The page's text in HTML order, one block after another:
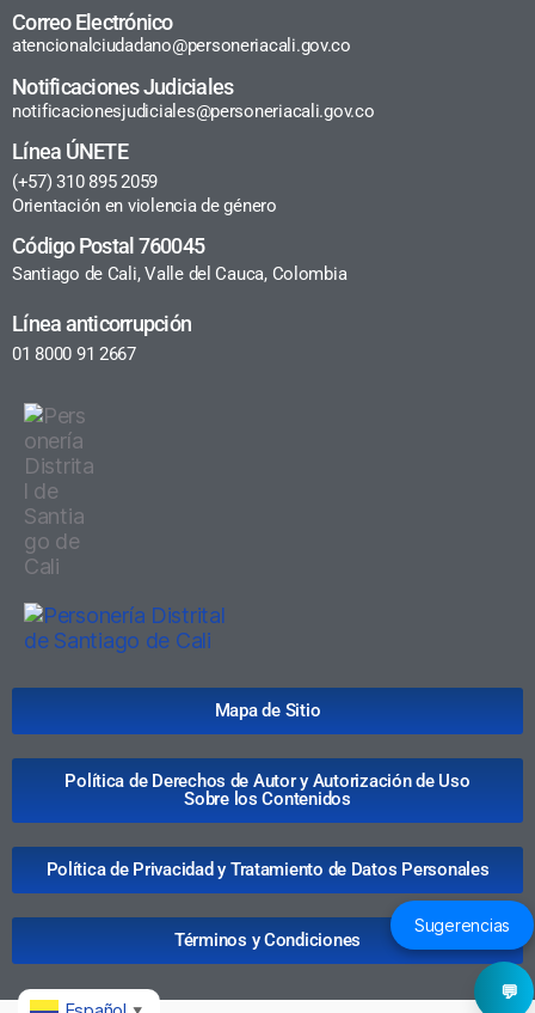
Correo Electrónico
atencionalciudadano@personeriacali.gov.co
Notificaciones Judiciales
notificacionesjudiciales@personeriacali.gov.co
Línea ÚNETE
(+57) 310 895 2059
Orientación en violencia de género
Código Postal 760045
Santiago de Cali, Valle del Cauca, Colombia
Línea anticorrupción
01 8000 91 2667
Mapa de Sitio
Política de Derechos de Autor y Autorización de Uso
Sobre los Contenidos
Política de Privacidad y Tratamiento de Datos Personales
Términos y Condiciones
▼
Sugerencias
💬